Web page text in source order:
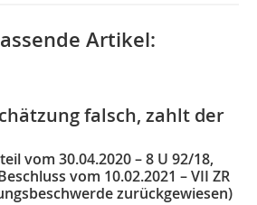
Artikel:
falsch, zahlt der
vom 30.04.2020 – 8 U 92/18,
vom 10.02.2021 – VII ZR
zurückgewiesen)